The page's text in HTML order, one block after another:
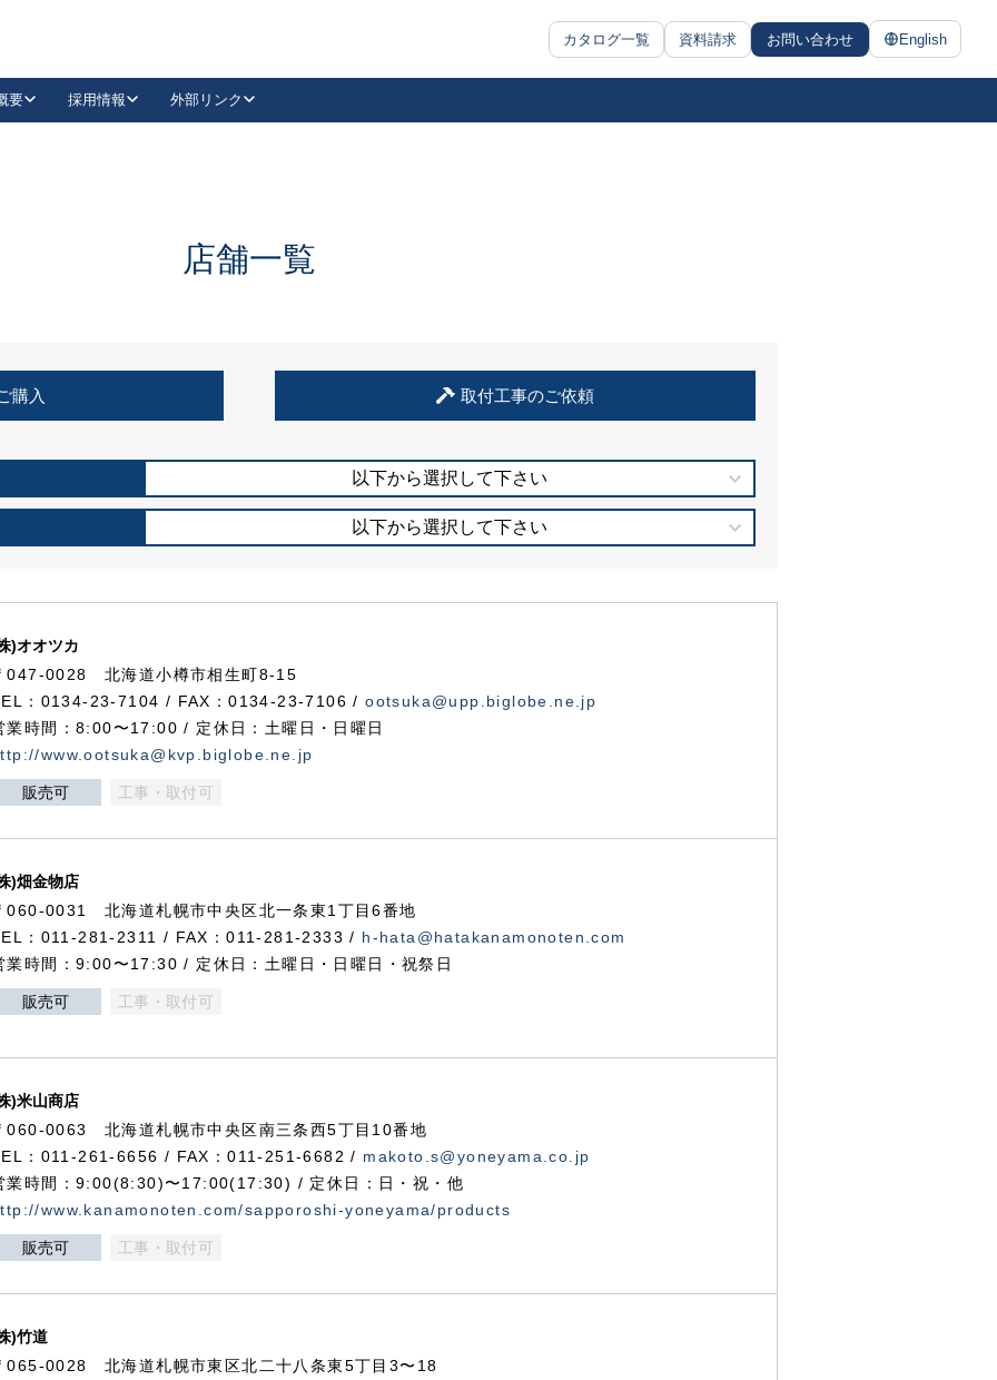
カタログ一覧 資料請求 お問い合わせ English
抗ウイルス・抗菌製品
要 採用情報 外部リンク
LinkedIn
住宅使用部材標準化推進協議会
店舗一覧
購入 取付工事のご依頼
以下から選択して下さい
以下から選択して下さい
)オオツカ
047-0028 北海道小樽市相生町8-15
：0134-23-7104 / FAX：0134-23-7106 /ootsuka@upp.biglobe.ne.jp
業時間：8:00〜17:00 / 定休日：土曜日・日曜日
www.ootsuka@kvp.biglobe.ne.jp
販売可 工事・取付可
)畑金物店
060-0031 北海道札幌市中央区北一条東1丁目6番地
：011-281-2311 / FAX：011-281-2333 / h-hata@hatakanamonoten.com
業時間：9:00〜17:30 / 定休日：土曜日・日曜日・祝祭日
販売可 工事・取付可
)米山商店
060-0063 北海道札幌市中央区南三条西5丁目10番地
：011-261-6656 / FAX：011-251-6682 / makoto.s@yoneyama.co.jp
業時間：9:00(8:30)〜17:00(17:30) / 定休日：日・祝・他
www.kanamonoten.com/sapporoshi-yoneyama/products
販売可 工事・取付可
)竹道
065-0028 北海道札幌市東区北二十八条東5丁目3〜18